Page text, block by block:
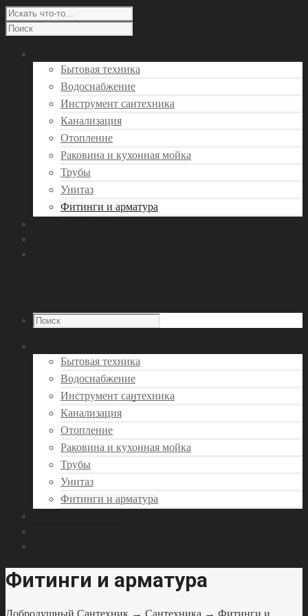
Бытовая техника
Водоснабжение
Инструмент сантехника
Канализация
Отопление
Раковина и кухонная мойка
Трубы
Унитаз
Фитинги и арматура
Бытовая техника
Водоснабжение
Инструмент сантехника
Канализация
Отопление
Раковина и кухонная мойка
Трубы
Унитаз
Фитинги и арматура
Фитинги и арматура